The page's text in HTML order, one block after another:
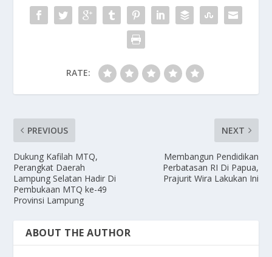
RATE:
PREVIOUS
Dukung Kafilah MTQ,
Perangkat Daerah
Lampung Selatan Hadir Di
Pembukaan MTQ ke-49
Provinsi Lampung
NEXT
Membangun Pendidikan
Perbatasan RI Di Papua,
Prajurit Wira Lakukan Ini
ABOUT THE AUTHOR